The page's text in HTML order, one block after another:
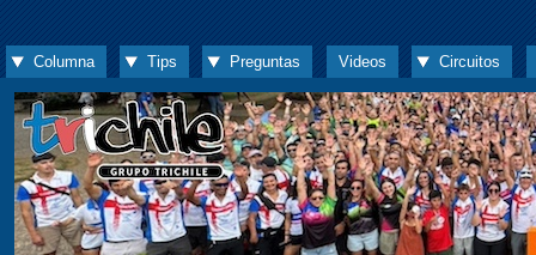
Columna Tips Preguntas Videos Circuitos